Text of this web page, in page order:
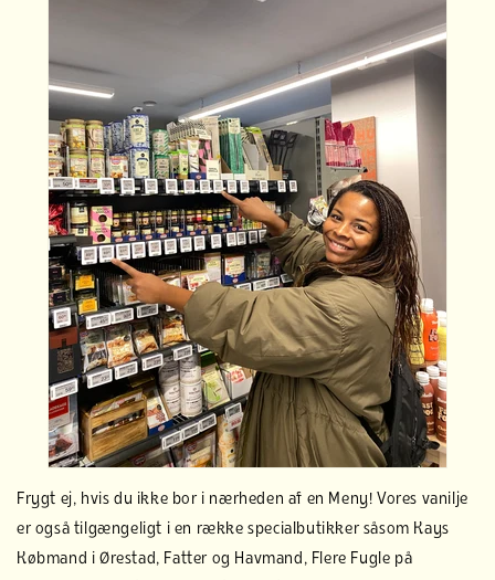
Frygt ej, hvis du ikke bor i nærheden af en Meny! Vores vanilje
er også tilgængeligt i en række specialbutikker såsom Kays
Købmand i Ørestad, Fatter og Havmand, Flere Fugle på